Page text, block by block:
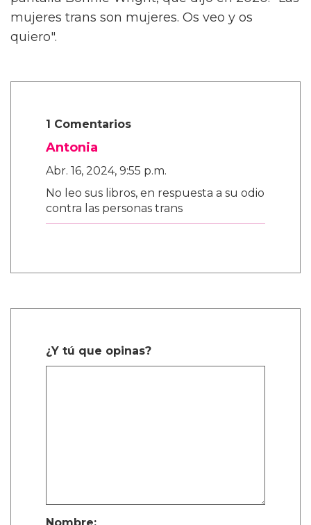
mujeres trans son mujeres. Os veo y os
quiero".
1 Comentarios
Antonia
Abr. 16, 2024, 9:55 p.m.
No leo sus libros, en respuesta a su odio
contra las personas trans
¿Y tú que opinas?
Nombre: